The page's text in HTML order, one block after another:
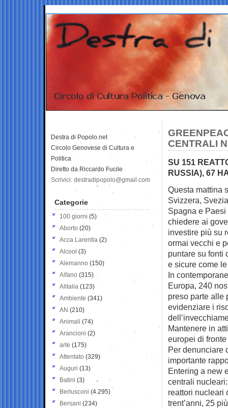
CENTRALI
SU 151
RUSSIA), 67
Questa mattina
Svizzera,
Spagna e
chiedere ai
investire più su
ormai vecchi e
puntare su fonti
e sicure come
In
Europa, 240
preso parte alle
evidenziare i
Mantenere in
europei di
Per denunciare
importante
Entering a new
centrali
reattori nucleari
trent’anni, 25
Destra di Popolo.net
Circolo Genovese di Cultura e
Politica
Diretto da Riccardo Fucile
Scrivici: destradipopolo@gmail.com
Categorie
100 giorni (5)
Aborto (20)
Acca Larentia (2)
Alcool (3)
Alemanno (150)
Alfano (315)
Alitalia (123)
Ambiente (341)
AN (210)
Animali (74)
Arancioni (2)
arte (175)
Attentato (329)
Auguri (13)
Batini (3)
Berlusconi (4.295)
Bersani (234)